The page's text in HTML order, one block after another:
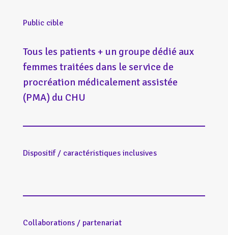
Public cible
Tous les patients + un groupe dédié aux
femmes traitées dans le service de
procréation médicalement assistée
(PMA) du CHU
Dispositif / caractéristiques inclusives
Collaborations / partenariat